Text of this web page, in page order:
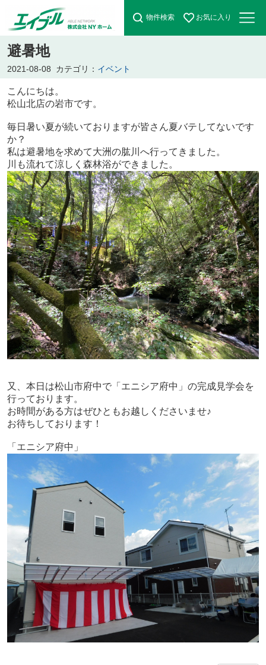
物件検索 お気に入り
避暑地
2021-08-08 カテゴリ： イベント
こんにちは。
松山北店の岩市です。
毎日暑い夏が続いておりますが皆さん夏バテしてないです
か？
私は避暑地を求めて大洲の肱川へ行ってきました。
川も流れて涼しく森林浴ができました。
又、本日は松山市府中で「エニシア府中」の完成見学会を
行っております。
お時間がある方はぜひともお越しくださいませ♪
お待ちしております！
「エニシア府中」